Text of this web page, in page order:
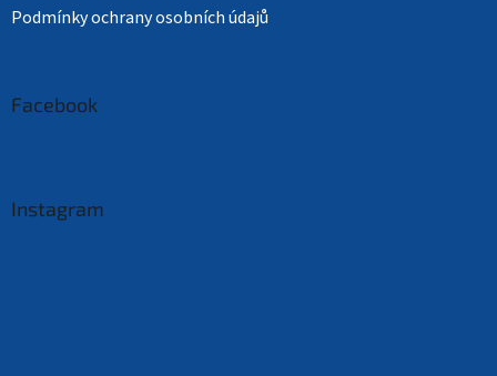
Podmínky ochrany osobních údajů
Facebook
Instagram